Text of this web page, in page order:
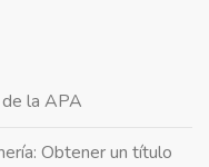
la APA
Obtener un título